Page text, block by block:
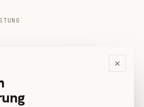
×
Kursmaterial findest du hier als PDF-